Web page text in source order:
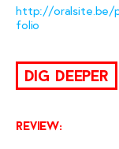
http://oralsite.be/
folio
dig deeper
review: